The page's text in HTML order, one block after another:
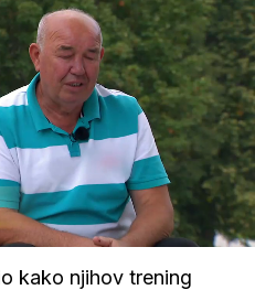
kako njihov trening